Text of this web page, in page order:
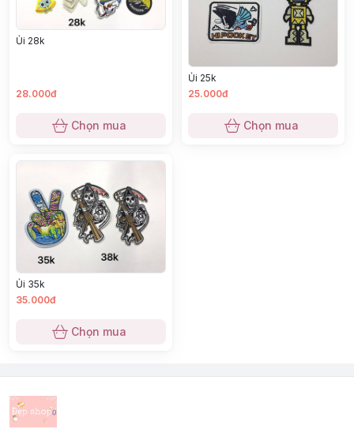
Ủi 28k
28.000đ
Chọn mua
Ủi 25k
25.000đ
Chọn mua
Ủi 35k
35.000đ
Chọn mua